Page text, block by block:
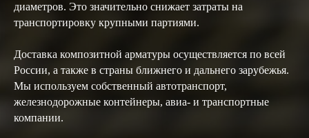
диаметров. Это значительно снижает затраты на
транспортировку крупными партиями.
Доставка композитной арматуры осуществляется по всей
России, а также в страны ближнего и дальнего зарубежья.
Мы используем собственный автотранспорт,
железнодорожные контейнеры, авиа- и транспортные
компании.